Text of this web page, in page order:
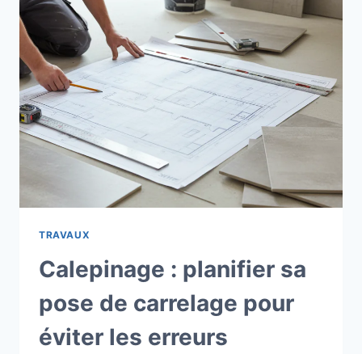
FORMATIONS
ADAPTÉES
À
CHAQUE
TRAVAUX
Calepinage : planifier sa
pose de carrelage pour
éviter les erreurs